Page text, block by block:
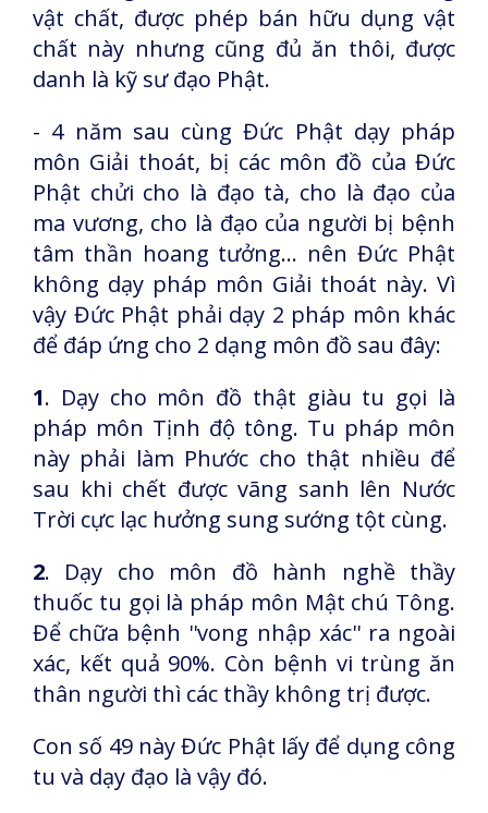
vật chất, được phép bán hữu dụng vật
chất này nhưng cũng đủ ăn thôi, được
danh là kỹ sư đạo Phật.
- 4 năm sau cùng Đức Phật dạy pháp
môn Giải thoát, bị các môn đồ của Đức
Phật chửi cho là đạo tà, cho là đạo của
ma vương, cho là đạo của người bị bệnh
tâm thần hoang tưởng… nên Đức Phật
không dạy pháp môn Giải thoát này. Vì
vậy Đức Phật phải dạy 2 pháp môn khác
để đáp ứng cho 2 dạng môn đồ sau đây:
1. Dạy cho môn đồ thật giàu tu gọi là
pháp môn Tịnh độ tông. Tu pháp môn
này phải làm Phước cho thật nhiều để
sau khi chết được vãng sanh lên Nước
Trời cực lạc hưởng sung sướng tột cùng.
2. Dạy cho môn đồ hành nghề thầy
thuốc tu gọi là pháp môn Mật chú Tông.
Để chữa bệnh ''vong nhập xác'' ra ngoài
xác, kết quả 90%. Còn bệnh vi trùng ăn
thân người thì các thầy không trị được.
Con số 49 này Đức Phật lấy để dụng công
tu và dạy đạo là vậy đó.